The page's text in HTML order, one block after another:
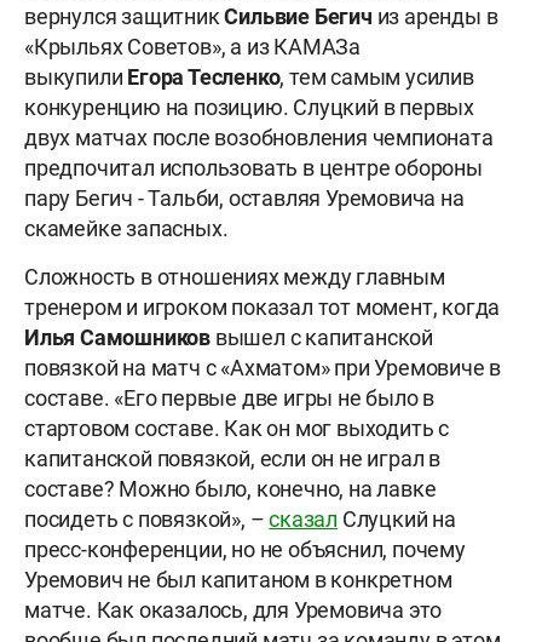
вернулся защитникСильвие Бегич из аренды в
«Крыльях Советов», а из КАМАЗа
выкупили Егора Тесленко, тем самым усилив
конкуренцию на позицию. Слуцкий в первых
двух матчах после возобновления чемпионата
предпочитал использовать в центре обороны
пару Бегич - Тальби, оставляя Уремовича на
скамейке запасных.
Сложность в отношениях между главным
тренером и игроком показал тот момент, когда
Илья Самошников вышел с капитанской
повязкой на матч с «Ахматом» при Уремовиче в
составе. «Его первые две игры не было в
стартовом составе. Как он мог выходить с
капитанской повязкой, если он не играл в
составе? Можно было, конечно, на лавке
посидеть с повязкой», –сказал Слуцкий на
пресс-конференции, но не объяснил, почему
Уремович не был капитаном в конкретном
матче. Как оказалось, для Уремовича это